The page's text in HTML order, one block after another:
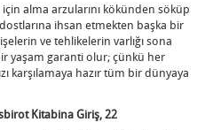
Prensipleri
alma arzularını kökünden söküp
ihsan etmekten başka bir
ve tehlikelerin varlığı sona
yaşam garanti olur; çünkü her
karşılamaya hazır tüm bir dünyaya
Kitabina Giriş, 22